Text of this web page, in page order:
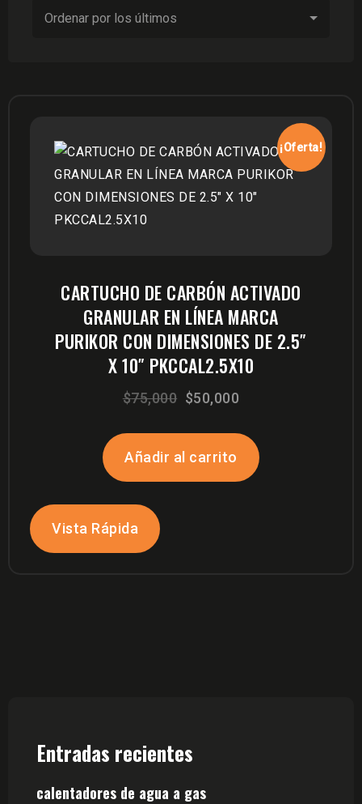
¡Oferta!
CARTUCHO DE CARBÓN ACTIVADO
GRANULAR EN LÍNEA MARCA
PURIKOR CON DIMENSIONES DE 2.5″
X 10″ PKCCAL2.5X10
$75,000 El
original
$50,000
actual
es:
Añadir al carrito
Vista Rápida
Entradas recientes
calentadores de agua a gas